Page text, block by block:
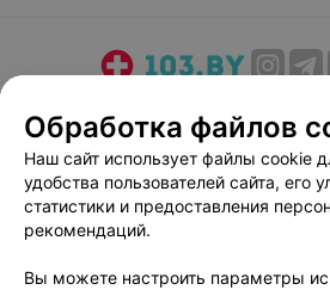
Медицинский маркетинг
Пользовательское соглашение
Вакансии
Написать
Обработка файлов
Наш сайт использует файлы cookie
удобства пользователей сайта, его
статистики и предоставления
рекомендаций.
Вы можете настроить параметры